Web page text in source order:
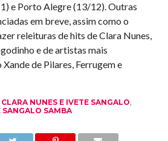
e Porto Alegre (13/12). Outras
em breve, assim como o
releituras de hits de Clara Nunes,
e de artistas mais
de Pilares, Ferrugem e
CLARA NUNES E IVETE SANGALO,
SANGALO SAMBA